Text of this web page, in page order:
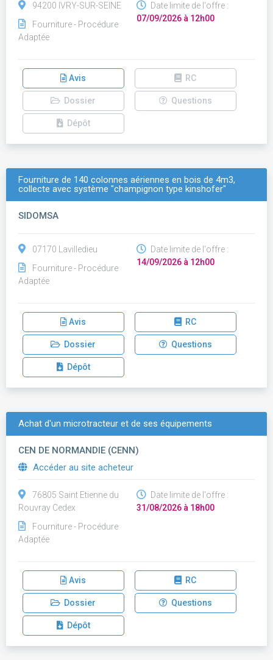
94200 IVRY-SUR-SEINE
Fourniture - Procédure
Adaptée
Date limite de l'offre :
07/09/2026 à 12h00
Avis RC
Dossier Questions
Dépôt
Fourniture de 140 colonnes aériennes en bois de 4m3,
collecte avec système "champignon type kinshofer"
SIDOMSA
07170 Lavilledieu
Fourniture - Procédure
Adaptée
Date limite de l'offre :
14/09/2026 à 12h00
Avis RC
Dossier Questions
Dépôt
Achat d'un microtracteur et de ses équipements
CEN DE NORMANDIE (CENN)
Accéder au site acheteur
76805 Saint Etienne du
Rouvray Cedex
Fourniture - Procédure
Adaptée
Date limite de l'offre :
31/08/2026 à 18h00
Avis RC
Dossier Questions
Dépôt